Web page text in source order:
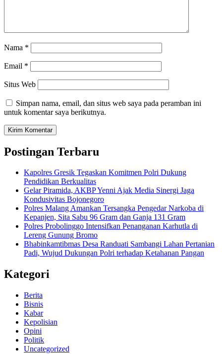
Nama *
Email *
Situs Web
Simpan nama, email, dan situs web saya pada peramban ini
untuk komentar saya berikutnya.
Postingan Terbaru
Kapolres Gresik Tegaskan Komitmen Polri Dukung
Pendidikan Berkualitas
Gelar Piramida, AKBP Yenni Ajak Media Sinergi Jaga
Kondusivitas Bojonegoro
Polres Malang Amankan Tersangka Pengedar Narkoba di
Kepanjen, Sita Sabu 96 Gram dan Ganja 131 Gram
Polres Probolinggo Intensifkan Penanganan Karhutla di
Lereng Gunung Bromo
Bhabinkamtibmas Desa Randuati Sambangi Lahan Pertanian
Padi, Wujud Dukungan Polri terhadap Ketahanan Pangan
Kategori
Berita
Bisnis
Kabar
Kepolisian
Opini
Politik
Uncategorized